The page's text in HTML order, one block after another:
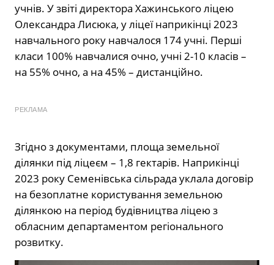
учнів. У звіті директора Хажинського ліцею
Олександра Лисюка, у ліцеї наприкінці 2023
навчального року навчалося 174 учні. Перші
класи 100% навчалися очно, учні 2-10 класів –
на 55% очно, а на 45% – дистанційно.
РЕКЛАМА
Згідно з документами, площа земельної
ділянки під ліцеєм – 1,8 гектарів. Наприкінці
2023 року Семенівська сільрада уклала договір
на безоплатне користування земельною
ділянкою на період будівництва ліцею з
обласним департаментом регіонального
розвитку.